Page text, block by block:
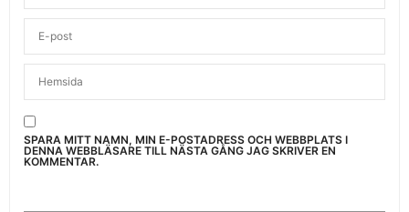
SPARA MITT NAMN, MIN E-POSTADRESS OCH WEBBPLATS I
DENNA WEBBLÄSARE TILL NÄSTA GÅNG JAG SKRIVER EN
KOMMENTAR.